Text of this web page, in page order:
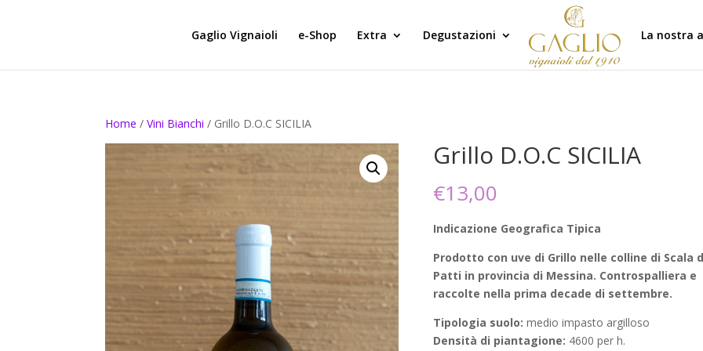
Gaglio Vignaioli e-Shop Extra Degustazioni La nostra
Home /Vini Bianchi / Grillo D.O.C SICILIA
Grillo D.O.C SICILIA
€13,00
Indicazione Geografica Tipica
Prodotto con uve di Grillo nelle colline di Scala
Patti in provincia di Messina. Controspalliera e
raccolte nella prima decade di settembre.
Tipologia suolo: medio impasto argilloso
Densità di piantagione: 4600 per h.